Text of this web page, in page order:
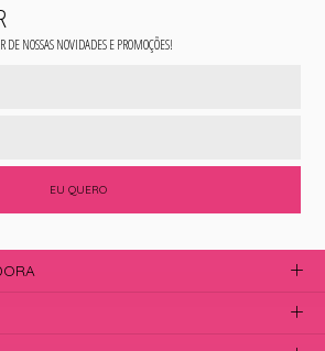
DE NOSSAS NOVIDADES E PROMOÇÕES!
EU QUERO